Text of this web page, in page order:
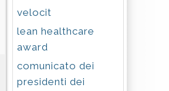
velocit
lean healthcare
award
comunicato dei
presidenti dei